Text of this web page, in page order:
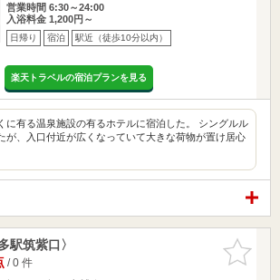
営業時間 6:30～24:00
入浴料金 1,200円～
日帰り 宿泊 駅近（徒歩10分以内）
楽天トラベルの宿泊プランを見る
に有る温泉施設の有るホテルに宿泊した。 シングルル
が、入口付近が広くなっていて大きな荷物が置け居心
お気に入
りに追加
駅筑紫口〉
/ 0 件